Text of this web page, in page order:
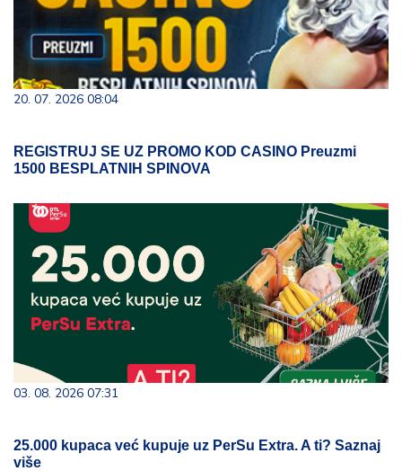
20. 07. 2026 08:04
REGISTRUJ SE UZ PROMO KOD CASINO Preuzmi
1500 BESPLATNIH SPINOVA
03. 08. 2026 07:31
25.000 kupaca već kupuje uz PerSu Extra. A ti? Saznaj
više